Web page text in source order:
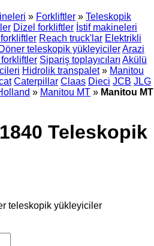
» Forkliftler » Teleskopik
Dizel forkliftler İstif makineleri
forkliftler Reach truck'lar Elektrikli
Döner teleskopik yükleyicilerArazi
Sipariş toplayıcıları Akülü
Hidrolik transpalet » Manitou
Caterpillar Claas Dieci JCB JLG
» Manitou MT » Manitou MT
Teleskopik
teleskopik yükleyiciler